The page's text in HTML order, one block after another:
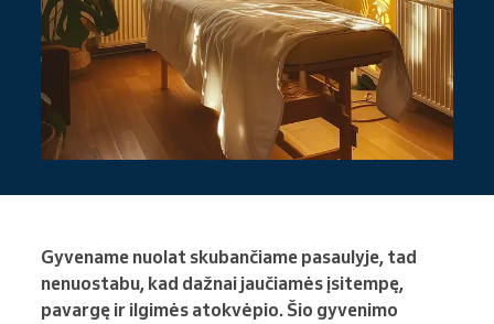
Gyvename nuolat skubančiame pasaulyje, tad
nenuostabu, kad dažnai jaučiamės įsitempę,
pavargę ir ilgimės atokvėpio. Šio gyvenimo